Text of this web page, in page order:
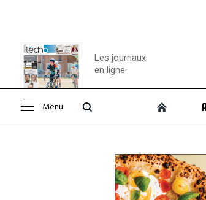
Consulter le
Les journaux
en ligne
Menu